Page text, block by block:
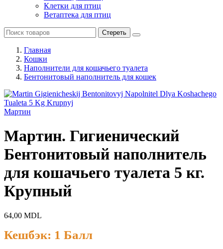
Клетки для птиц
Ветаптека для птиц
Стереть
Главная
Кошки
Наполнители для кошачьего туалета
Бентонитовый наполнитель для кошек
Мартин
Мартин. Гигиенический
Бентонитовый наполнитель
для кошачьего туалета 5 кг.
Крупный
64,00 MDL
Кешбэк: 1 Балл